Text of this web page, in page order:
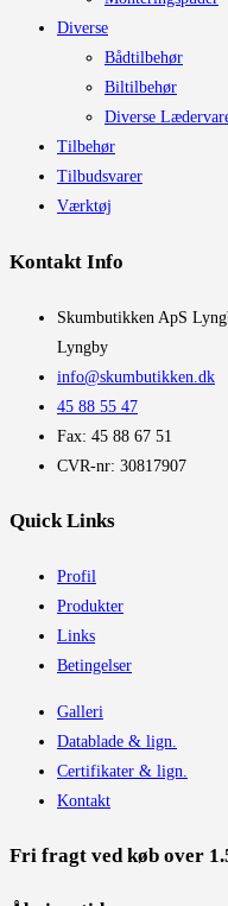
Diverse
Bådtilbehør
Biltilbehør
Diverse
Tilbehør
Tilbudsvarer
Værktøj
Kontakt Info
​Skumbutikken ApS
Lyngby
info@skumbutikken.dk
45 88 55 47
Fax: 45 88 67 51
CVR-nr: 30817907
Quick Links
Profil
Produkter
Links
Betingelser
Galleri
Datablade & lign.
Certifikater & lign.
Kontakt
Fri fragt ved køb over